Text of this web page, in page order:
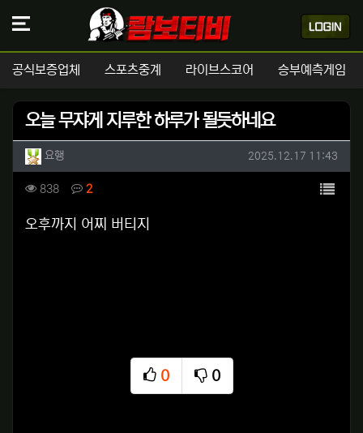
공식보증업체 스포츠중계 라이브스코어 승부예측게임
오늘 무쟈게 지루한 하루가 될듯하네요
작성자 정보
요행 작성일
2025.12.17 11:43
컨텐츠 정보
838조회 2댓글 목록
본문
오후까지 어찌 버티지
0
추천
0
비추천